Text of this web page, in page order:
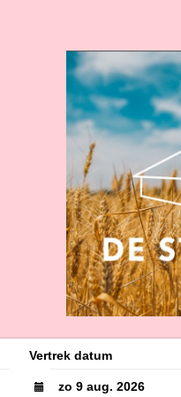
Vertrek datum